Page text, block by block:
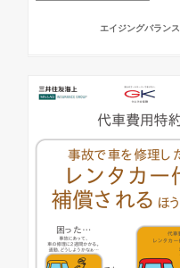
エイジングバランス